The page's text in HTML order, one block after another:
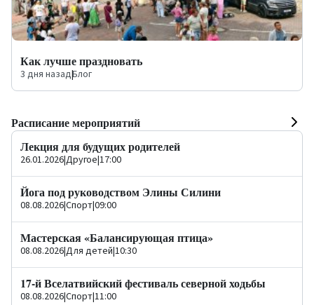
Как лучше праздновать
3 дня назад|Блог
Расписание мероприятий
Лекция для будущих родителей
26.01.2026|Другое|17:00
Йога под руководством Элины Силини
08.08.2026|Спорт|09:00
Мастерская «Балансирующая птица»
08.08.2026|Для детей|10:30
17-й Вселатвийский фестиваль северной ходьбы
08.08.2026|Спорт|11:00